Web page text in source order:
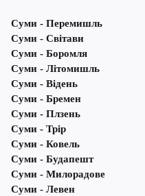
Суми - Перемишль
Суми - Світави
Суми - Боромля
Суми - Літомишль
Суми - Відень
Суми - Бремен
Суми - Плзень
Суми - Трір
Суми - Ковель
Суми - Будапешт
Суми - Милорадове
Суми - Левен